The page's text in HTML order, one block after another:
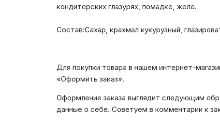
кондитерских глазурях, помадке, желе.
Состав:Сахар, крахмал кукурузный,
Для покупки товара в нашем интернет-
«Оформить заказ».
Оформление заказа выглядит следующим
данные о себе. Советуем в комментарии к